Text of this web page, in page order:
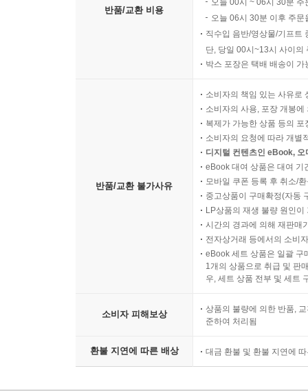
반품/교환 비용
오늘 00시 ~ 06시 30분
오늘 06시 30분 이후 주
직수입 음반/영상물/기프트
단, 당일 00시~13시 사이의
박스 포장은 택배 배송이
반품/교환 불가사유
소비자의 책임 있는 사유로
소비자의 사용, 포장 개봉
복제가 가능한 상품 등의
소비자의 요청에 따라 개별
디지털 컨텐츠인 eBook,
eBook 대여 상품은 대여 기
모바일 쿠폰 등록 후 취소/
중고상품이 구매확정(자동
LP상품의 재생 불량 원인
시간의 경과에 의해 재판매
전자상거래 등에서의 소비
eBook 세트 상품은 일괄 구
1개의 상품으로 취급 및 판
우, 세트 상품 전부 및 세트
소비자 피해보상
상품의 불량에 의한 반품,
준하여 처리됨
환불 지연에 따른 배상 대금 환불 및 환불 지연에